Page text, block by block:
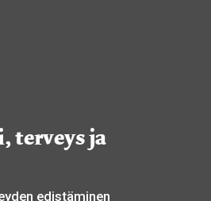
terveys ja
edistäminen